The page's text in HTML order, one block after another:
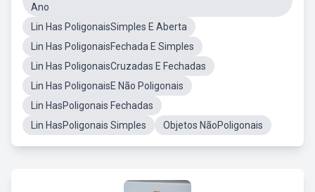
Ano
Lin Has PoligonaisSimples E Aberta
Lin Has PoligonaisFechada E Simples
Lin Has PoligonaisCruzadas E Fechadas
Lin Has PoligonaisE Não Poligonais
Lin HasPoligonais Fechadas
Lin HasPoligonais Simples
Objetos NãoPoligonais